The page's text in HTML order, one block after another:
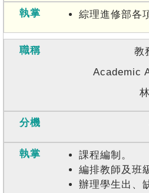
綜理進修部各
教
Academic
課程編制。
編排教師及班
辦理學生出、